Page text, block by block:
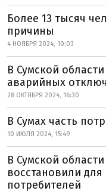
Более 13 тысяч
причины
4 НОЯБРЯ 2024, 10:03
В Сумской
аварийных
28 ОКТЯБРЯ 2024, 16:30
В Сумах часть
10 ИЮЛЯ 2024, 15:49
В Сумской
восстановили для
потребителей